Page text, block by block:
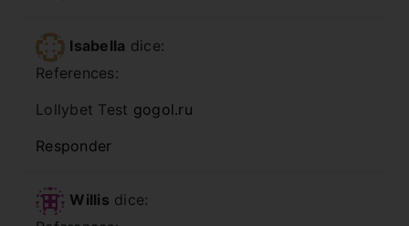
Isabella dice:
References:
Lollybet Test gogol.ru
Responder
Willis dice: